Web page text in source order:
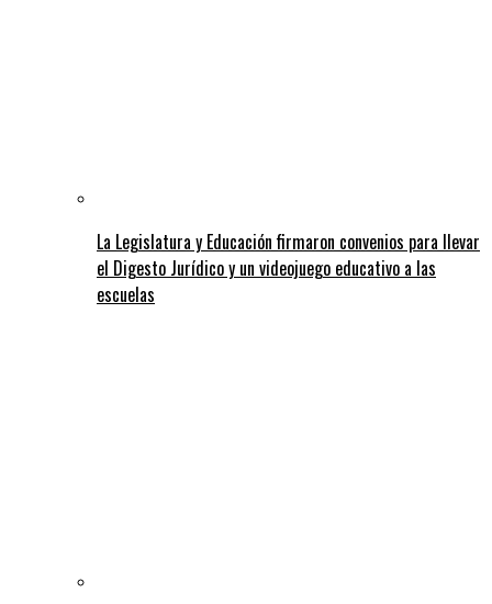
La Legislatura y Educación firmaron convenios para llevar
el Digesto Jurídico y un videojuego educativo a las
escuelas